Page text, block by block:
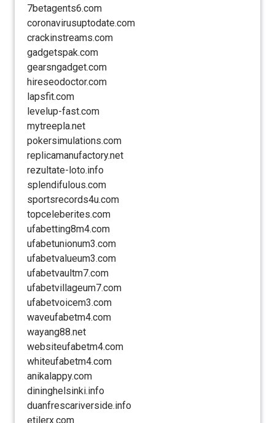
7betagents6.com
coronavirusuptodate.com
crackinstreams.com
gadgetspak.com
gearsngadget.com
hireseodoctor.com
lapsfit.com
levelup-fast.com
mytreepla.net
pokersimulations.com
replicamanufactory.net
rezultate-loto.info
splendifulous.com
sportsrecords4u.com
topceleberites.com
ufabetting8m4.com
ufabetunionum3.com
ufabetvalueum3.com
ufabetvaultm7.com
ufabetvillageum7.com
ufabetvoicem3.com
waveufabetm4.com
wayang88.net
websiteufabetm4.com
whiteufabetm4.com
anikalappy.com
dininghelsinki.info
duanfrescariverside.info
etilerx.com